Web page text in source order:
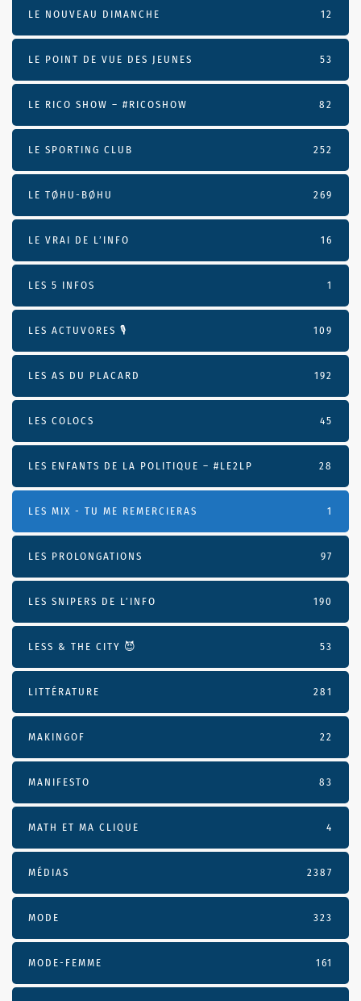
LE NOUVEAU DIMANCHE 12
LE POINT DE VUE DES JEUNES 53
LE RICO SHOW – #RICOSHOW 82
LE SPORTING CLUB 252
LE TØHU-BØHU 269
LE VRAI DE L’INFO 16
LES 5 INFOS 1
LES ACTUVORES 🎙 109
LES AS DU PLACARD 192
LES COLOCS 45
LES ENFANTS DE LA POLITIQUE – #LE2LP 28
LES MIX - TU ME REMERCIERAS 1
LES PROLONGATIONS 97
LES SNIPERS DE L’INFO 190
LESS & THE CITY 😈 53
LITTÉRATURE 281
MAKINGOF 22
MANIFESTO 83
MATH ET MA CLIQUE 4
MÉDIAS 2387
MODE 323
MODE-FEMME 161